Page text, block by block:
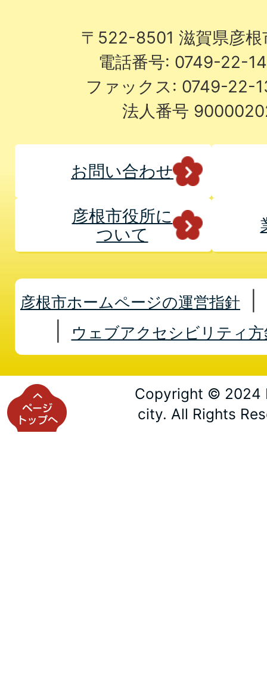
〒522-8501 滋賀県彦
電話番号: 0749-22-
ファックス: 0749-22-
法人番号
お問い合わせ
彦根市役所に
ついて
彦根市ホームページの運営指針
ウェブアクセシビリティ方
Copyright © 2024
city. All Rights